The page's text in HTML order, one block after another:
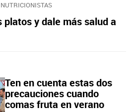
platos y dale más salud a
Ten en cuenta estas dos
precauciones cuando
comas fruta en verano